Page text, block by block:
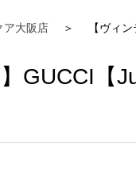
ア大阪店 【ヴィ
GUCCI【